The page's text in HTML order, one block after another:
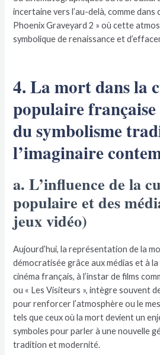
incertaine vers l’au-delà, comme dans
Phoenix Graveyard 2 » où cette
symbolique de renaissance et
4. La mort dans la
populaire
du symbolisme
l’imaginaire
a. L’influence de la
populaire et des
jeux vidéo)
Aujourd’hui, la représentation de la
démocratisée grâce aux médias et à
cinéma français, à l’instar de films
ou « Les Visiteurs », intègre souvent
pour renforcer l’atmosphère ou le
tels que ceux où la mort devient un
symboles pour parler à une nouvelle
tradition et modernité.